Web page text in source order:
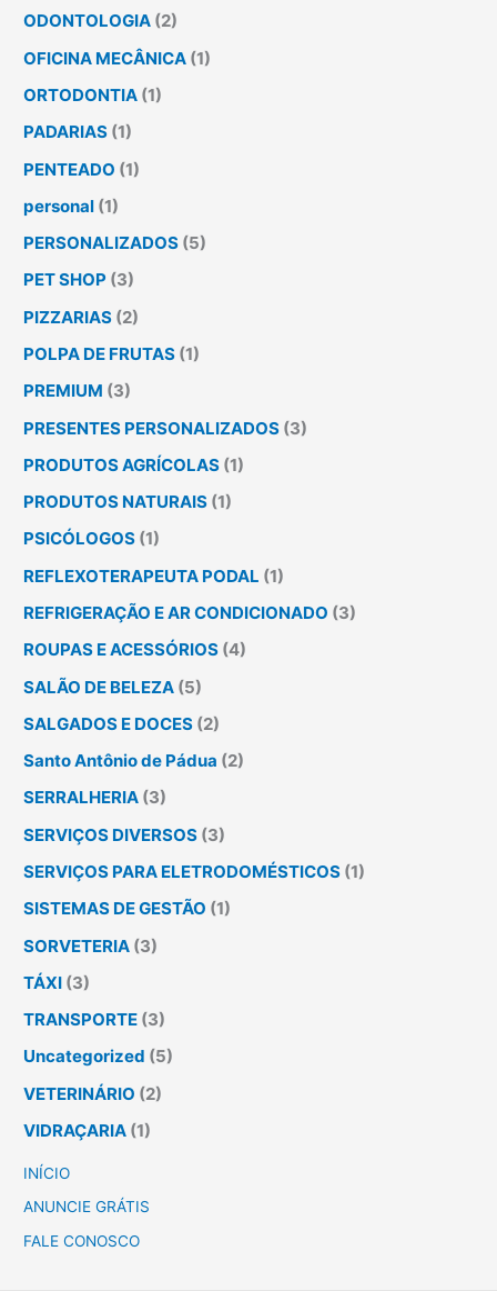
ODONTOLOGIA (2)
OFICINA MECÂNICA (1)
ORTODONTIA (1)
PADARIAS (1)
PENTEADO (1)
personal (1)
PERSONALIZADOS (5)
PET SHOP (3)
PIZZARIAS (2)
POLPA DE FRUTAS (1)
PREMIUM (3)
PRESENTES PERSONALIZADOS (3)
PRODUTOS AGRÍCOLAS (1)
PRODUTOS NATURAIS (1)
PSICÓLOGOS (1)
REFLEXOTERAPEUTA PODAL (1)
REFRIGERAÇÃO E AR CONDICIONADO (3)
ROUPAS E ACESSÓRIOS (4)
SALÃO DE BELEZA (5)
SALGADOS E DOCES (2)
Santo Antônio de Pádua (2)
SERRALHERIA (3)
SERVIÇOS DIVERSOS (3)
SERVIÇOS PARA ELETRODOMÉSTICOS (1)
SISTEMAS DE GESTÃO (1)
SORVETERIA (3)
TÁXI (3)
TRANSPORTE (3)
Uncategorized (5)
VETERINÁRIO (2)
VIDRAÇARIA (1)
INÍCIO
ANUNCIE GRÁTIS
FALE CONOSCO